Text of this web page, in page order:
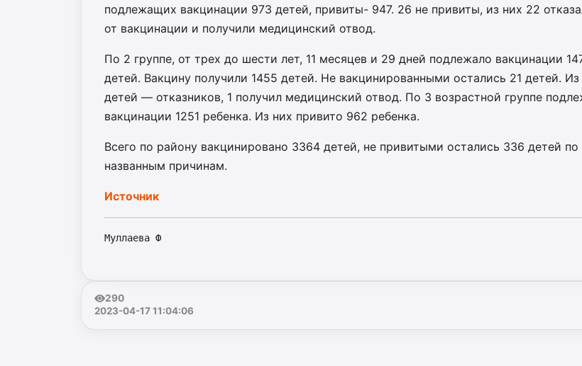
подлежащих вакцинации 973 детей, привиты- 947. 26 не привиты, из них 22
от вакцинации и получили медицинский отвод.
По 2 группе, от трех до шести лет, 11 месяцев и 29 дней подлежало вакцинации
детей. Вакцину получили 1455 детей. Не вакцинированными остались 21 детей.
детей — отказников, 1 получил медицинский отвод. По 3 возрастной группе
вакцинации 1251 ребенка. Из них привито 962 ребенка.
Всего по району вакцинировано 3364 детей, не привитыми остались 336 детей по
названным причинам.
Источник
Муллаева Ф
290
2023-04-17 11:04:06